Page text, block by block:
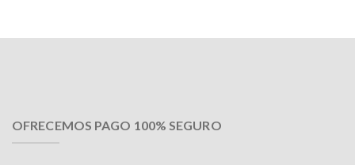
OFRECEMOS PAGO 100% SEGURO